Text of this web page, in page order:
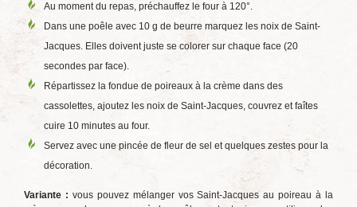
Au moment du repas, préchauffez le four à 120°.
Dans une poêle avec 10 g de beurre marquez les noix de Saint-
Jacques. Elles doivent juste se colorer sur chaque face (20
secondes par face).
Répartissez la fondue de poireaux à la crème dans des
cassolettes, ajoutez les noix de Saint-Jacques, couvrez et faîtes
cuire 10 minutes au four.
Servez avec une pincée de fleur de sel et quelques zestes pour la
décoration.
Variante : vous pouvez mélanger vos Saint-Jacques au poireau à la